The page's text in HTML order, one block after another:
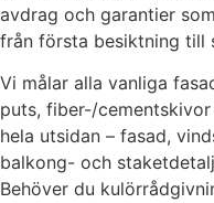
avdrag och garantier
från första besiktning till
Vi målar alla vanliga
puts, fiber-/
hela utsidan – fasad,
balkong- och
Behöver du